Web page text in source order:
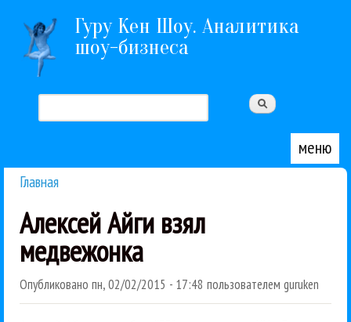
Перейти к основному содержанию
Гуру Кен Шоу. Аналитика
шоу-бизнеса
Форма поиска
меню
Главная
Алексей Айги взял
медвежонка
Опубликовано пн, 02/02/2015 - 17:48 пользователем guruken